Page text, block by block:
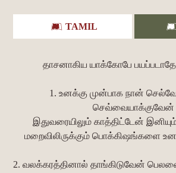
TAMIL
தாசனாகிய யாக்கோபே
1. உனக்கு முன்பாக நான்
செவ்வையாக்குவேன்
இதுவரையிலும் காத்திட்டேன்
மறைவிலிருக்கும் பொக்கிஷங்களை
2. வலக்கரத்தினால் தாங்கிடுவேன்